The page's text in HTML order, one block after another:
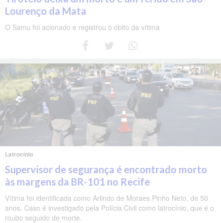
Lourenço da Mata
O Samu foi acionado e registrou o óbito da vítima
Latrocínio
Supervisor de segurança é encontrado morto
às margens da BR-101 no Recife
Vítima foi identificada como Arlindo de Moraes Pinho Neto, de 50
anos. Caso é investigado pela Polícia Civil como latrocínio, que é o
roubo seguido de morte.